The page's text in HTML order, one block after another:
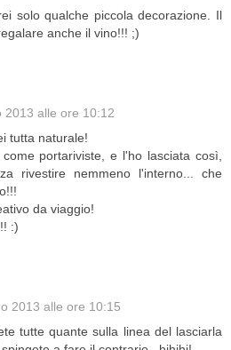
solo qualche piccola decorazione. Il
anche il vino!!! ;)
2013 alle ore 10:12
tutta naturale!
portariviste, e l'ho lasciata così,
rivestire nemmeno l'interno... che
da viaggio!
:)
2013 alle ore 10:15
tutte quante sulla linea del lasciarla